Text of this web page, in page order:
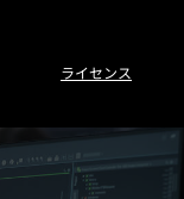
ライセンス